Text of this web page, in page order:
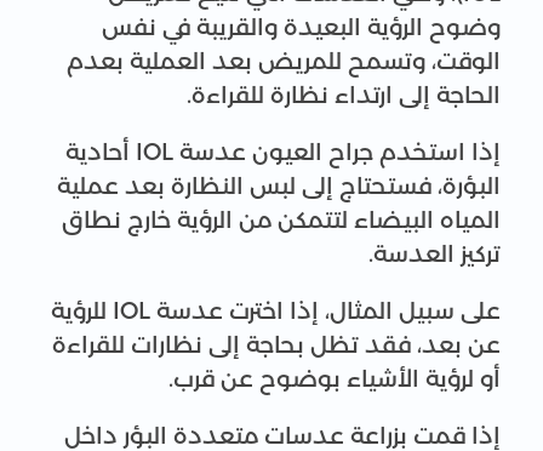
وضوح الرؤية البعيدة والقريبة في نفس
الوقت، وتسمح للمريض بعد العملية بعدم
الحاجة إلى ارتداء نظارة للقراءة.
إذا استخدم جراح العيون عدسة IOL أحادية
البؤرة، فستحتاج إلى لبس النظارة بعد عملية
المياه البيضاء لتتمكن من الرؤية خارج نطاق
تركيز العدسة.
على سبيل المثال، إذا اخترت عدسة IOL للرؤية
عن بعد، فقد تظل بحاجة إلى نظارات للقراءة
أو لرؤية الأشياء بوضوح عن قرب.
إذا قمت بزراعة عدسات متعددة البؤر داخل